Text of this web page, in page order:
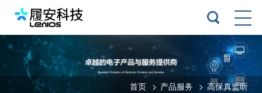
首页 > 产品服务 > 高保真监听